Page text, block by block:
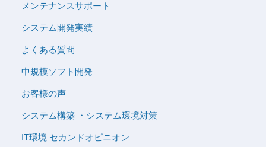
メンテナンスサポート
システム開発実績
よくある質問
中規模ソフト開発
お客様の声
システム構築 ・システム環境対策
IT環境 セカンドオピニオン